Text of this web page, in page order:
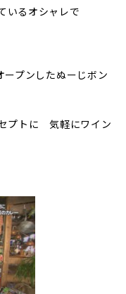
いるオシャレで
プンしたぬーじボン
プトに 気軽にワイン